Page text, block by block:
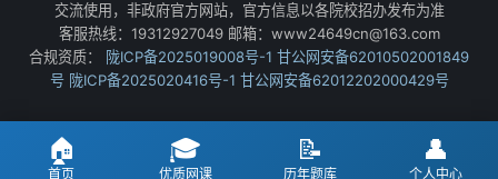
交流使用，非政府官方网站，官方信息以各院校招办发布为准
客服热线：19312927049 邮箱：www24649cn@163.com
合规资质：
陇ICP备2025019008号-1 甘公网安备62010502001849
号 陇ICP备2025020416号-1 甘公网安备62012202000429号
🏠
首页
🎓
优质网课
📝
历年题库
👤
个人中心